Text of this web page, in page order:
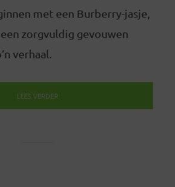
met een Burberry-jasje,
zorgvuldig gevouwen
verhaal.
LEES VERDER